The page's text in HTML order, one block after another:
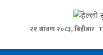
२१ श्रावण २०८३, बिहीबार